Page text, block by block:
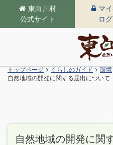
東白川村
公式サイト
マ
ロ
東白川村
トップページ くらしのガイド
環境
自然地域の開発に関する届出について
自然地域の開発に関